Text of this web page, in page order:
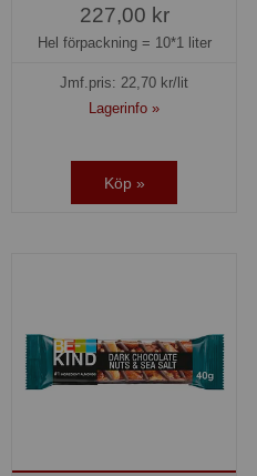
227,00 kr
Hel förpackning = 10*1 liter
Jmf.pris: 22,70 kr/lit
Lagerinfo »
Köp »